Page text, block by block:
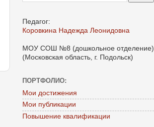
Педагог:
Коровкина Надежда Леонидовна
МОУ СОШ №8 (дошкольное отделение)
(Московская область, г. Подольск)
ПОРТФОЛИО:
Мои достижения
Мои публикации
Повышение квалификации